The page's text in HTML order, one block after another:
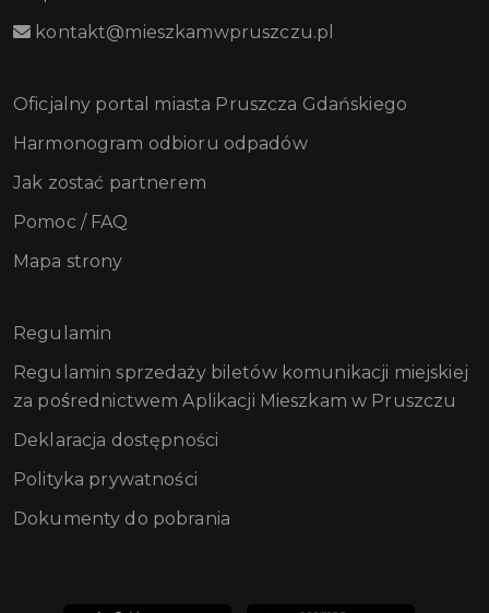
kontakt@mieszkamwpruszczu.pl
Oficjalny portal miasta Pruszcza Gdańskiego
Harmonogram odbioru odpadów
Jak zostać partnerem
Pomoc / FAQ
Mapa strony
Regulamin
Regulamin sprzedaży biletów komunikacji miejskiej
za pośrednictwem Aplikacji Mieszkam w Pruszczu
Deklaracja dostępności
Polityka prywatności
Dokumenty do pobrania